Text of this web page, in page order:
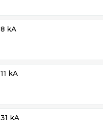
8 kA
11 kA
31 kA